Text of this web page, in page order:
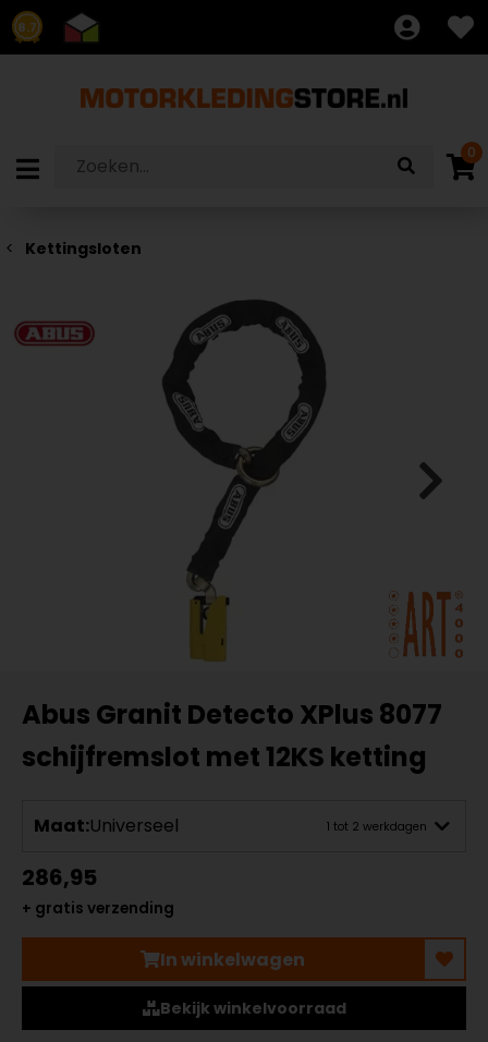
8.7
0
Kettingsloten
Abus Granit Detecto XPlus 8077
schijfremslot met 12KS ketting
Maat:Universeel 1 tot 2 werkdagen
286,95
+ gratis verzending
In winkelwagen
Bekijk winkelvoorraad